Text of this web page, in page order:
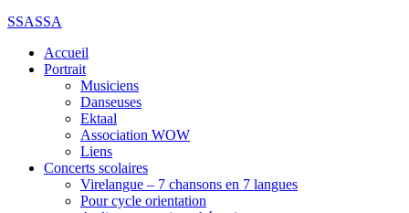
SSASSA
Accueil
Portrait
Musiciens
Danseuses
Ektaal
Association WOW
Liens
Concerts scolaires
Virelangue – 7 chansons en 7 langues
Pour cycle orientation